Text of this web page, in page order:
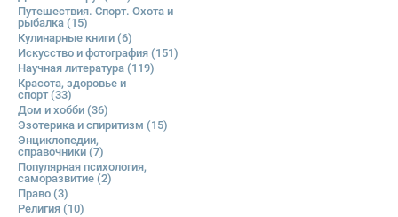
Путешествия. Спорт. Охота и
рыбалка (15)
Кулинарные книги (6)
Искусство и фотография (151)
Научная литература (119)
Красота, здоровье и
спорт(33)
Дом и хобби (36)
Эзотерика и спиритизм (15)
Энциклопедии,
справочники (7)
Популярная психология,
саморазвитие (2)
Право (3)
Религия (10)